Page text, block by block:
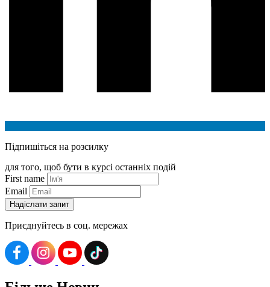
Підпишіться на розсилку
для того, щоб бути в курсі останніх подій
First name
Email
Приєднуйтесь в соц. мережах